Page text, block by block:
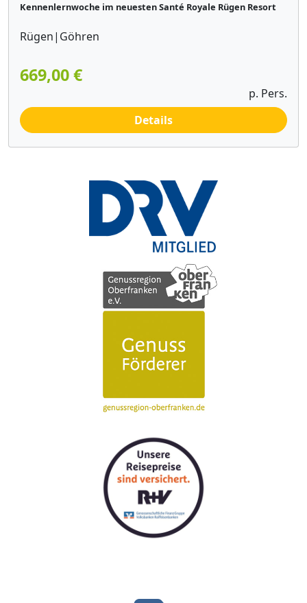
Kennenlernwoche im neuesten Santé Royale Rügen Resort
Rügen|Göhren
669,00 €
p. Pers.
Details